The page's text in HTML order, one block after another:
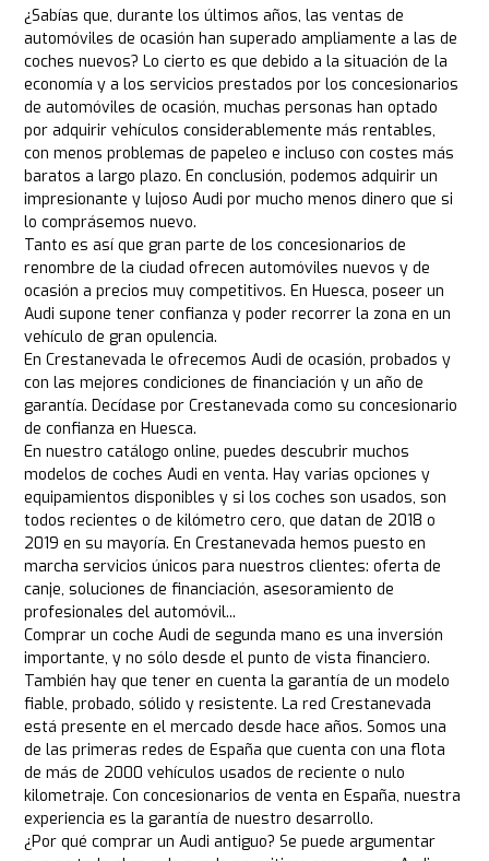
¿Sabías que, durante los últimos años, las ventas de
automóviles de ocasión han superado ampliamente a las de
coches nuevos? Lo cierto es que debido a la situación de la
economía y a los servicios prestados por los concesionarios
de automóviles de ocasión, muchas personas han optado
por adquirir vehículos considerablemente más rentables,
con menos problemas de papeleo e incluso con costes más
baratos a largo plazo. En conclusión, podemos adquirir un
impresionante y lujoso Audi por mucho menos dinero que si
lo comprásemos nuevo.
Tanto es así que gran parte de los concesionarios de
renombre de la ciudad ofrecen automóviles nuevos y de
ocasión a precios muy competitivos. En Huesca, poseer un
Audi supone tener confianza y poder recorrer la zona en un
vehículo de gran opulencia.
En Crestanevada le ofrecemos Audi de ocasión, probados y
con las mejores condiciones de financiación y un año de
garantía. Decídase por Crestanevada como su concesionario
de confianza en Huesca.
En nuestro catálogo online, puedes descubrir muchos
modelos de coches Audi en venta. Hay varias opciones y
equipamientos disponibles y si los coches son usados, son
todos recientes o de kilómetro cero, que datan de 2018 o
2019 en su mayoría. En Crestanevada hemos puesto en
marcha servicios únicos para nuestros clientes: oferta de
canje, soluciones de financiación, asesoramiento de
profesionales del automóvil...
Comprar un coche Audi de segunda mano es una inversión
importante, y no sólo desde el punto de vista financiero.
También hay que tener en cuenta la garantía de un modelo
fiable, probado, sólido y resistente. La red Crestanevada
está presente en el mercado desde hace años. Somos una
de las primeras redes de España que cuenta con una flota
de más de 2000 vehículos usados de reciente o nulo
kilometraje. Con concesionarios de venta en España, nuestra
experiencia es la garantía de nuestro desarrollo.
¿Por qué comprar un Audi antiguo? Se puede argumentar